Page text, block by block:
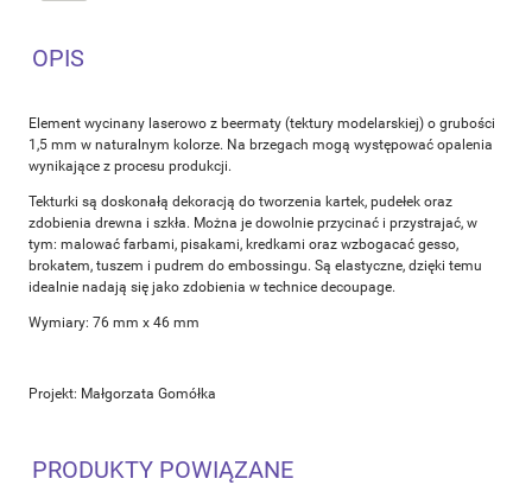
OPIS
Element wycinany laserowo z beermaty (tektury modelarskiej) o grubości
1,5 mm w naturalnym kolorze. Na brzegach mogą występować opalenia
wynikające z procesu produkcji.
Tekturki są doskonałą dekoracją do tworzenia kartek, pudełek oraz
zdobienia drewna i szkła. Można je dowolnie przycinać i przystrajać, w
tym: malować farbami, pisakami, kredkami oraz wzbogacać gesso,
brokatem, tuszem i pudrem do embossingu. Są elastyczne, dzięki temu
idealnie nadają się jako zdobienia w technice decoupage.
Wymiary: 76 mm x 46 mm
Projekt: Małgorzata Gomółka
PRODUKTY POWIĄZANE